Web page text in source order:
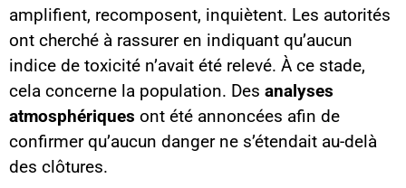
amplifient, recomposent, inquiètent. Les autorités
ont cherché à rassurer en indiquant qu’aucun
indice de toxicité n’avait été relevé. À ce stade,
cela concerne la population. Des analyses
atmosphériques ont été annoncées afin de
confirmer qu’aucun danger ne s’étendait au-delà
des clôtures.